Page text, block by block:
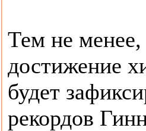
Тем не менее,
достижение
будет
рекордов